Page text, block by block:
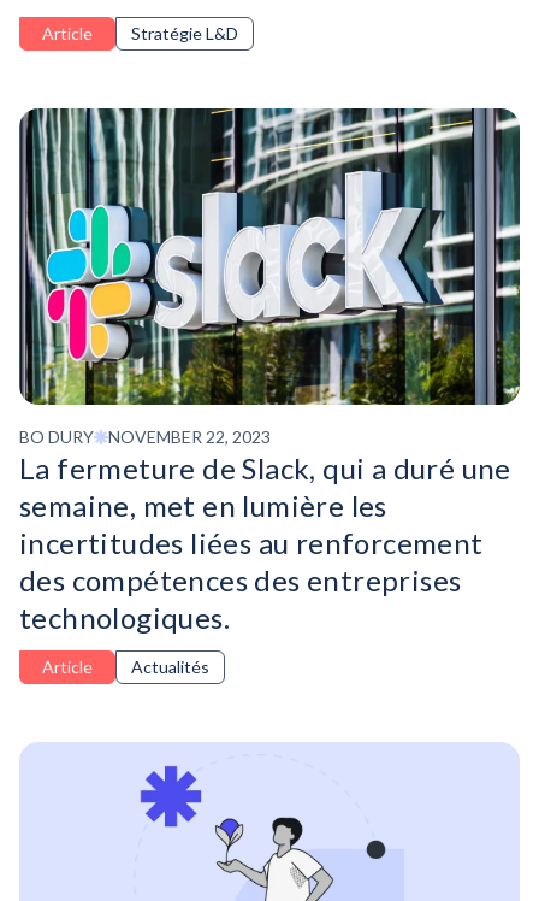
Article Stratégie L&D
BO DURY NOVEMBER 22, 2023
La fermeture de Slack, qui a duré une
semaine, met en lumière les
incertitudes liées au renforcement
des compétences des entreprises
technologiques.
Article Actualités